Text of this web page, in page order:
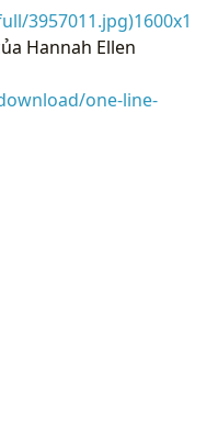
3957011.jpg)1600x1
Hannah Ellen
one-line-